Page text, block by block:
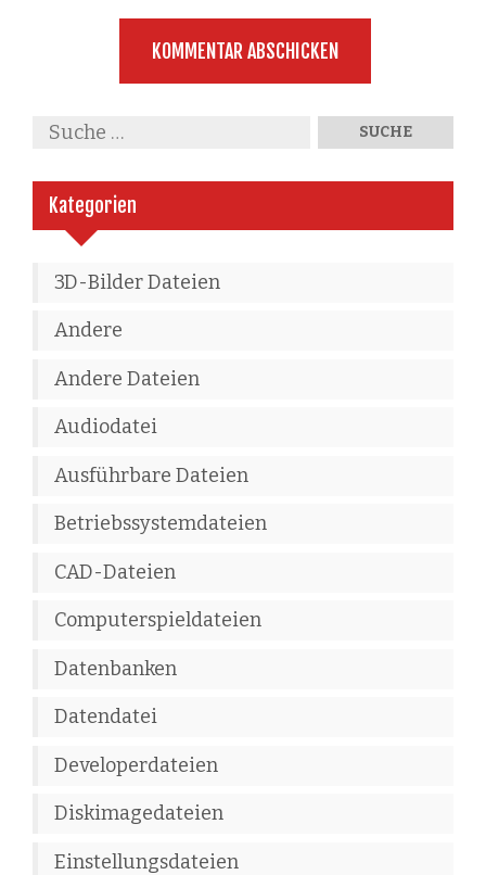
Kategorien
3D-Bilder Dateien
Andere
Andere Dateien
Audiodatei
Ausführbare Dateien
Betriebssystemdateien
CAD-Dateien
Computerspieldateien
Datenbanken
Datendatei
Developerdateien
Diskimagedateien
Einstellungsdateien